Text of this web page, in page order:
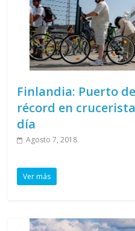
Finlandia: Puerto
récord en
día
Agosto 7, 2018
Ver más